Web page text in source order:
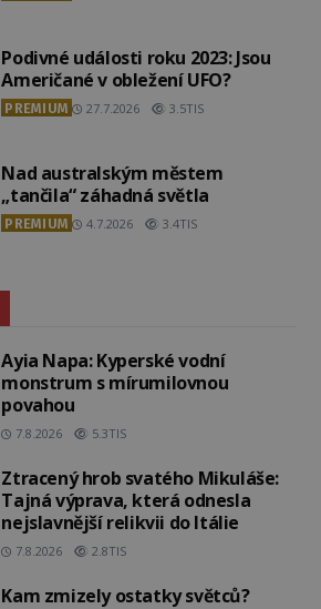
Podivné události roku 2023: Jsou
Američané v obležení UFO?
PREMIUM 27.7.2026 3.5TIS
Nad australským městem
„tančila“ záhadná světla
PREMIUM 4.7.2026 3.4TIS
Ayia Napa: Kyperské vodní
monstrum s mírumilovnou
povahou
7.8.2026 5.3TIS
Ztracený hrob svatého Mikuláše:
Tajná výprava, která odnesla
nejslavnější relikvii do Itálie
7.8.2026 2.8TIS
Kam zmizely ostatky světců?